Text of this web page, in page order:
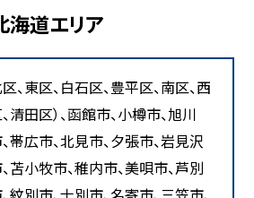
海道エリア
、東区、白石区、豊平区、南区、西
清田区）、函館市、小樽市、旭川
帯広市、北見市、夕張市、岩見沢
苫小牧市、稚内市、美唄市、芦別